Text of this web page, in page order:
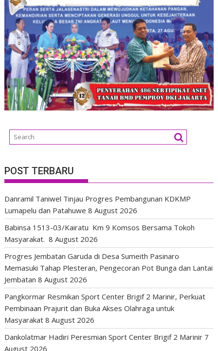
POST TERBARU
Danramil Taniwel Tinjau Progres Pembangunan KDKMP
Lumapelu dan Patahuwe 8 August 2026
Babinsa 1513-03/Kairatu Km 9 Komsos Bersama Tokoh
Masyarakat. 8 August 2026
Progres Jembatan Garuda di Desa Sumeith Pasinaro
Memasuki Tahap Plesteran, Pengecoran Pot Bunga dan Lantai
Jembatan 8 August 2026
Pangkormar Resmikan Sport Center Brigif 2 Marinir, Perkuat
Pembinaan Prajurit dan Buka Akses Olahraga untuk
Masyarakat 8 August 2026
Dankolatmar Hadiri Peresmian Sport Center Brigif 2 Marinir 7
August 2026